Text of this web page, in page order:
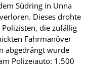
Südring in Unna
Dieses drohte
die zufällig
Fahrmanöver
abgedrängt wurde
Polizeiauto: 1.500